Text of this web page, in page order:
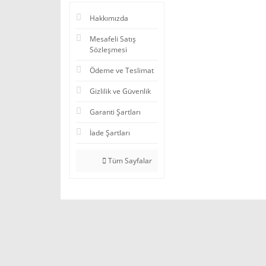
Hakkımızda
Mesafeli Satış
Sözleşmesi
Ödeme ve Teslimat
Gizlilik ve Güvenlik
Garanti Şartları
İade Şartları
Tüm Sayfalar